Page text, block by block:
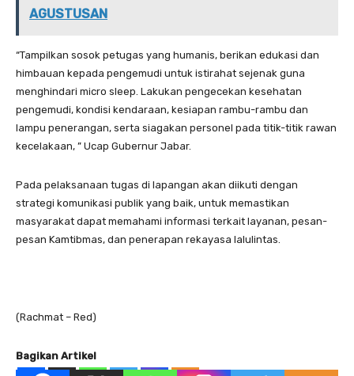
AGUSTUSAN
“Tampilkan sosok petugas yang humanis, berikan edukasi dan
himbauan kepada pengemudi untuk istirahat sejenak guna
menghindari micro sleep. Lakukan pengecekan kesehatan
pengemudi, kondisi kendaraan, kesiapan rambu-rambu dan
lampu penerangan, serta siagakan personel pada titik-titik rawan
kecelakaan, ” Ucap Gubernur Jabar.
Pada pelaksanaan tugas di lapangan akan diikuti dengan
strategi komunikasi publik yang baik, untuk memastikan
masyarakat dapat memahami informasi terkait layanan, pesan-
pesan Kamtibmas, dan penerapan rekayasa lalulintas.
(Rachmat – Red)
Bagikan Artikel